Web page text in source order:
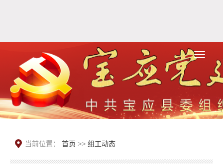
当前位置： 首页 >> 组工动态